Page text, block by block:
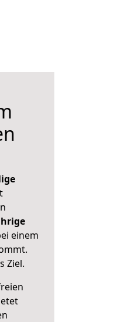
einem
Ziel.